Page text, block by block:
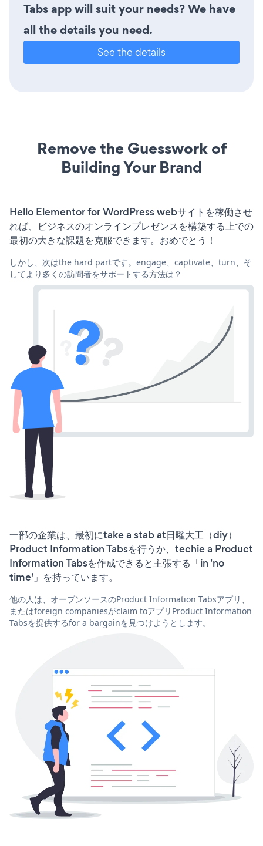
Tabs app will suit your needs? We have
all the details you need.
See the details
Remove the Guesswork of
Building Your Brand
Hello Elementor for WordPress webサイトを稼働させ
れば、ビジネスのオンラインプレゼンスを構築する上での
最初の大きな課題を克服できます。おめでとう！
しかし、次はthe hard partです。engage、captivate、turn、そ
してより多くの訪問者をサポートする方法は？
一部の企業は、最初にtake a stab at日曜大工（diy）
Product Information Tabsを行うか、techie a Product
Information Tabsを作成できると主張する「in 'no
time'」を持っています。
他の人は、オープンソースのProduct Information Tabsアプリ、
またはforeign companiesがclaim toアプリProduct Information
Tabsを提供するfor a bargainを見つけようとします。